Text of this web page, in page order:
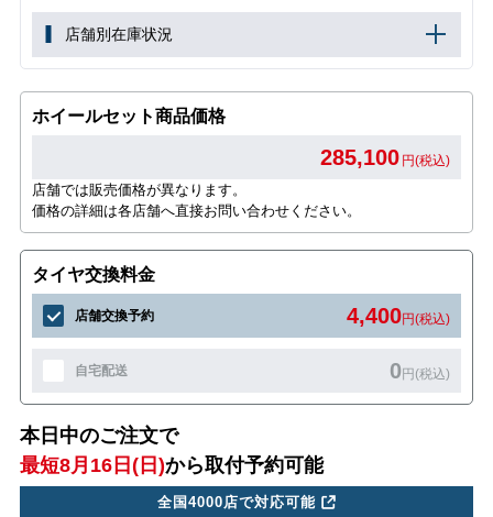
店舗別在庫状況
ホイールセット商品価格
285,100 円(税込)
店舗では販売価格が異なります。
価格の詳細は各店舗へ直接お問い合わせください。
タイヤ交換料金
店舗交換予約 4,400円(税込)
自宅配送 0円(税込)
本日中のご注文で
最短8月16日(日)から取付予約可能
全国4000店で対応可能